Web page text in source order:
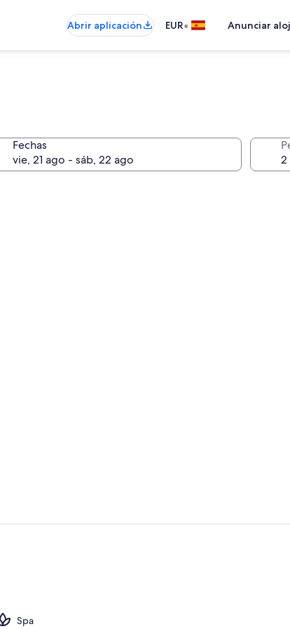
Abrir aplicación EUR• Anunciar
Fechas
Spa